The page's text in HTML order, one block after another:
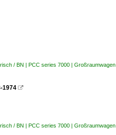
/ BN | PCC series 7000 | Großraumwagen
1974 
/ BN | PCC series 7000 | Großraumwagen